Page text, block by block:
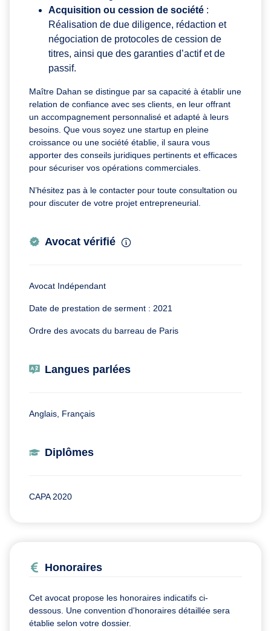
Acquisition ou cession de société :
Réalisation de due diligence, rédaction et
négociation de protocoles de cession de
titres, ainsi que des garanties d’actif et de
passif.
Maître Dahan se distingue par sa capacité à établir une
relation de confiance avec ses clients, en leur offrant
un accompagnement personnalisé et adapté à leurs
besoins. Que vous soyez une startup en pleine
croissance ou une société établie, il saura vous
apporter des conseils juridiques pertinents et efficaces
pour sécuriser vos opérations commerciales.
N’hésitez pas à le contacter pour toute consultation ou
pour discuter de votre projet entrepreneurial.
Avocat vérifié
Avocat Indépendant
Date de prestation de serment : 2021
Ordre des avocats du barreau de Paris
Langues parlées
Anglais, Français
Diplômes
CAPA 2020
Honoraires
Cet avocat propose les honoraires indicatifs ci-
dessous. Une convention d'honoraires détaillée sera
établie selon votre dossier.